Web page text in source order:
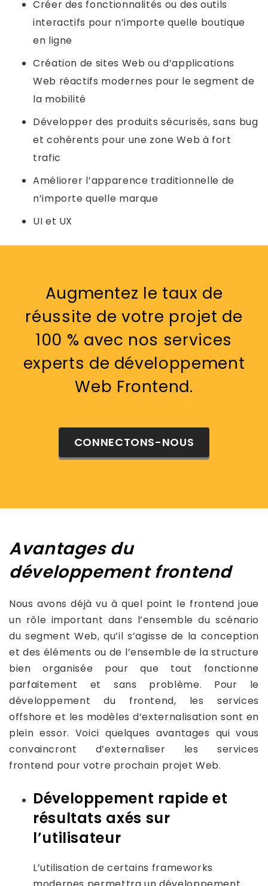
Créer des fonctionnalités ou des outils
interactifs pour n’importe quelle boutique
en ligne
Création de sites Web ou d’applications
Web réactifs modernes pour le segment de
la mobilité
Développer des produits sécurisés, sans bug
et cohérents pour une zone Web à fort
trafic
Améliorer l’apparence traditionnelle de
n’importe quelle marque
UI et UX
Augmentez le taux de
réussite de votre projet de
100 % avec nos services
experts de développement
Web Frontend.
CONNECTONS-NOUS
Avantages du
développement frontend
Nous avons déjà vu à quel point le frontend joue
un rôle important dans l’ensemble du scénario
du segment Web, qu’il s’agisse de la conception
et des éléments ou de l’ensemble de la structure
bien organisée pour que tout fonctionne
parfaitement et sans problème. Pour le
développement du frontend, les services
offshore et les modèles d’externalisation sont en
plein essor. Voici quelques avantages qui vous
convaincront d’externaliser les services
frontend pour votre prochain projet Web.
Développement rapide et
résultats axés sur
l’utilisateur
L’utilisation de certains frameworks